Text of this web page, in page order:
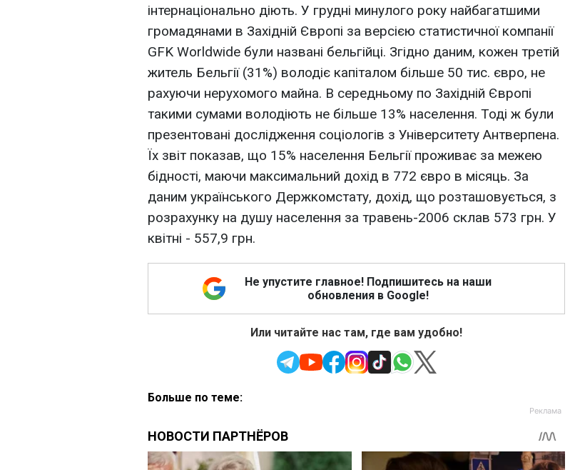
інтернаціонально діють. У грудні минулого року найбагатшими
громадянами в Західній Європі за версією статистичної компанії
GFK Worldwide були названі бельгійці. Згідно даним, кожен третій
житель Бельгії (31%) володіє капіталом більше 50 тис. євро, не
рахуючи нерухомого майна. В середньому по Західній Європі
такими сумами володіють не більше 13% населення. Тоді ж були
презентовані дослідження соціологів з Університету Антверпена.
Їх звіт показав, що 15% населення Бельгії проживає за межею
бідності, маючи максимальний дохід в 772 євро в місяць. За
даним українського Держкомстату, дохід, що розташовується, з
розрахунку на душу населення за травень-2006 склав 573 грн. У
квітні - 557,9 грн.
Не упустите главное! Подпишитесь на наши
обновления в Google!
Или читайте нас там, где вам удобно!
Больше по теме: